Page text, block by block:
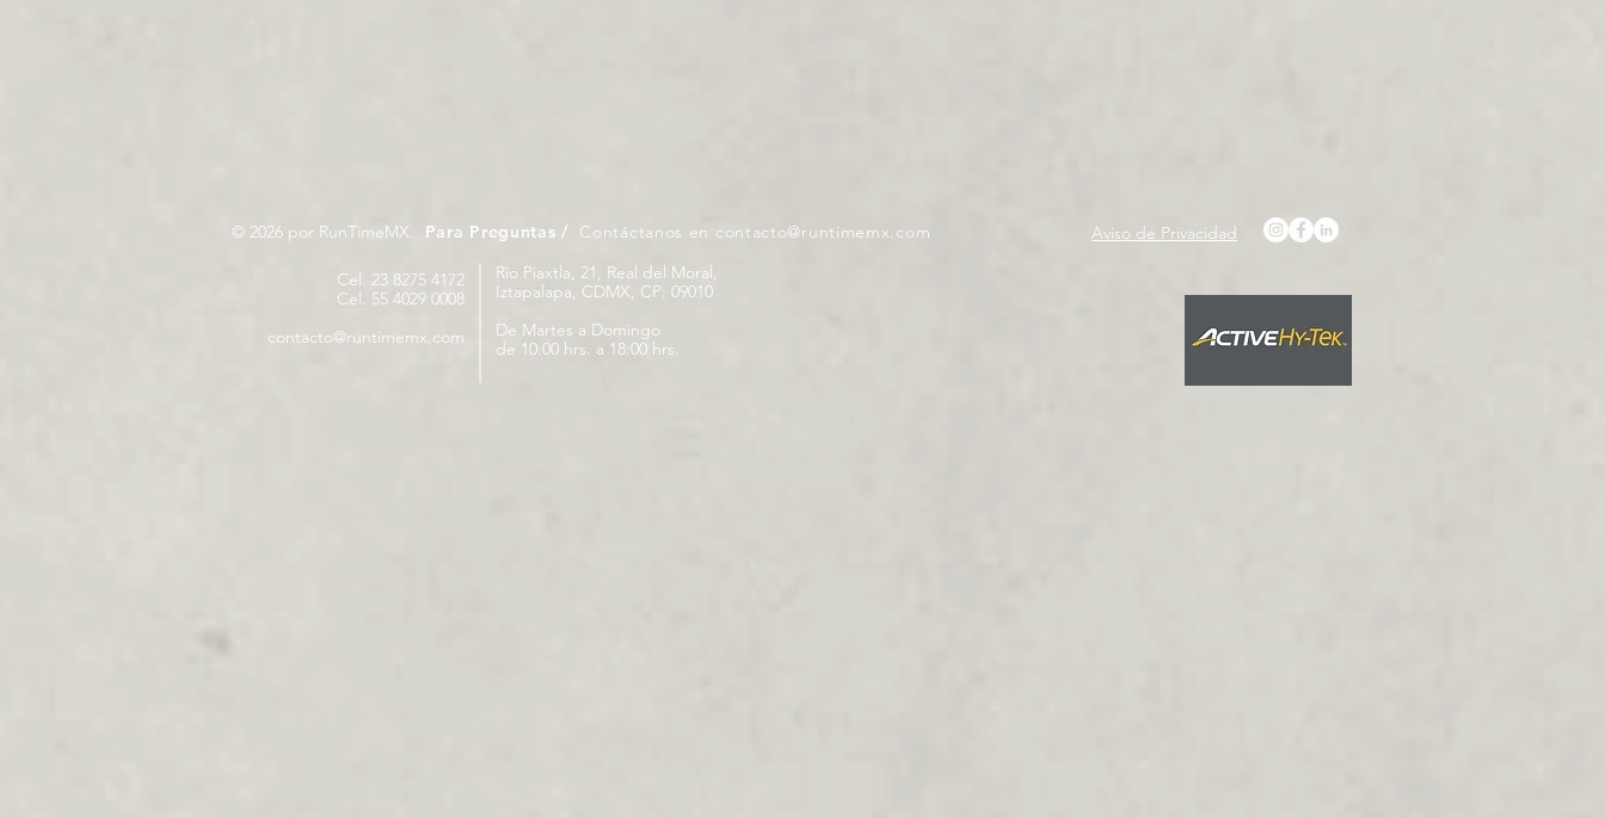
© 2026 por RunTimeMX. Para Preguntas / Contáctanos en contacto@runtimemx.com
Rio Piaxtla, 21, Real del Moral,
Iztapalapa, CDMX, CP: 09010
De Martes a Domingo
de 10:00 hrs. a 18:00 hrs.
Cel. 23 8275 4172
Cel. 55 4029 0008
contacto@runtimemx.com
Aviso de Privacidad